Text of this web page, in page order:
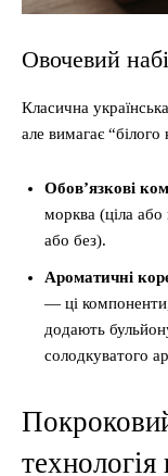
Овочевий
Класична
але вимагає “білого
Обов’язкові
морква (ціла або
або без).
Ароматичні
— ці
додають
солодкуватого
технологія